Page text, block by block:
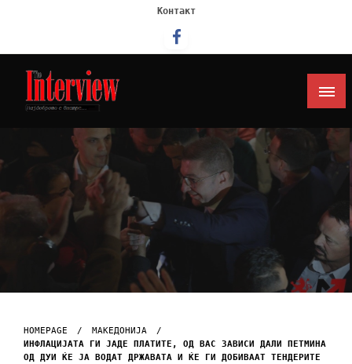
Контакт
Интервју
HOMEPAGE
МАКЕДОНИЈА
ИНФЛАЦИЈАТА ГИ ЈАДЕ ПЛАТИТЕ, ОД ВАС ЗАВИСИ ДАЛИ ПЕТМИНА
ОД ДУИ ЌЕ ЈА ВОДАТ ДРЖАВАТА И ЌЕ ГИ ДОБИВААТ ТЕНДЕРИТЕ